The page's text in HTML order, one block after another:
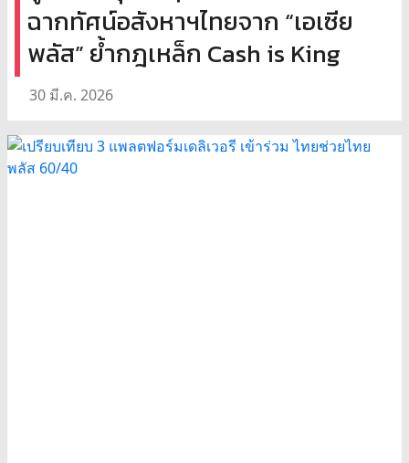
ฉากทัศน์อสังหาฯไทยจาก “เอเซีย
พลัส” ย้ำกฎเหล็ก Cash is King
30 มี.ค. 2026